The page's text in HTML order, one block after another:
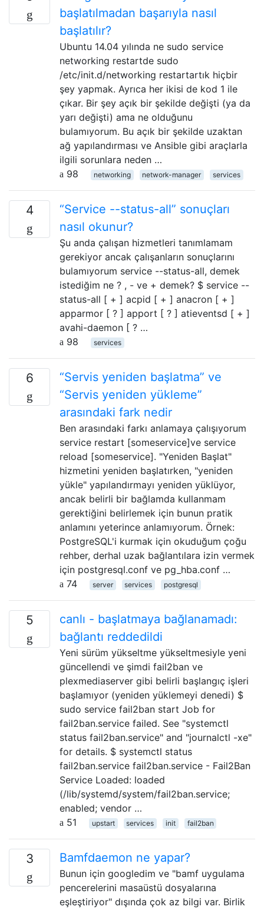
başlatılmadan başarıyla nasıl
başlatılır?
Ubuntu 14.04 yılında ne sudo service
networking restartde sudo
/etc/init.d/networking restartartık hiçbir
şey yapmak. Ayrıca her ikisi de kod 1 ile
çıkar. Bir şey açık bir şekilde değişti (ya da
yarı değişti) ama ne olduğunu
bulamıyorum. Bu açık bir şekilde uzaktan
ağ yapılandırması ve Ansible gibi araçlarla
ilgili sorunlara neden …
98
networking network-manager services
4
“Service --status-all” sonuçları
nasıl okunur?
Şu anda çalışan hizmetleri tanımlamam
gerekiyor ancak çalışanların sonuçlarını
bulamıyorum service --status-all, demek
istediğim ne ? , - ve + demek? $ service --
status-all [ + ] acpid [ + ] anacron [ + ]
apparmor [ ? ] apport [ ? ] atieventsd [ + ]
avahi-daemon [ ? …
98
services
6
“Servis yeniden başlatma” ve
“Servis yeniden yükleme”
arasındaki fark nedir
Ben arasındaki farkı anlamaya çalışıyorum
service restart [someservice]ve service
reload [someservice]. "Yeniden Başlat"
hizmetini yeniden başlatırken, "yeniden
yükle" yapılandırmayı yeniden yüklüyor,
ancak belirli bir bağlamda kullanmam
gerektiğini belirlemek için bunun pratik
anlamını yeterince anlamıyorum. Örnek:
PostgreSQL'i kurmak için okuduğum çoğu
rehber, derhal uzak bağlantılara izin vermek
için postgresql.conf ve pg_hba.conf …
74
server services postgresql
5
canlı - başlatmaya bağlanamadı:
bağlantı reddedildi
Yeni sürüm yükseltme yükseltmesiyle yeni
güncellendi ve şimdi fail2ban ve
plexmediaserver gibi belirli başlangıç ​​işleri
başlamıyor (yeniden yüklemeyi denedi) $
sudo service fail2ban start Job for
fail2ban.service failed. See "systemctl
status fail2ban.service" and "journalctl -xe"
for details. $ systemctl status
fail2ban.service fail2ban.service - Fail2Ban
Service Loaded: loaded
(/lib/systemd/system/fail2ban.service;
enabled; vendor …
51
upstart services init fail2ban
3 Bamfdaemon ne yapar?
Bunun için googledim ve "bamf uygulama
pencerelerini masaüstü dosyalarına
eşleştiriyor" dışında çok az bilgi var. Birlik